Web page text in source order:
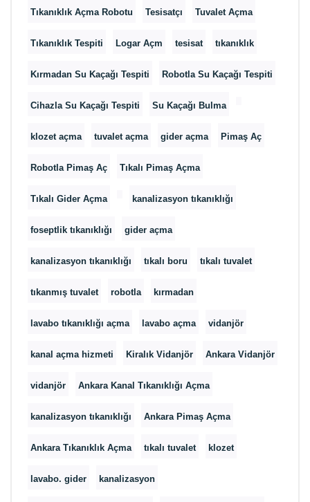
Tıkanıklık Açma Robotu Tesisatçı Tuvalet Açma
Tıkanıklık Tespiti Logar Açm tesisat tıkanıklık
Kırmadan Su Kaçağı Tespiti Robotla Su Kaçağı Tespiti
Cihazla Su Kaçağı Tespiti Su Kaçağı Bulma
klozet açma tuvalet açma gider açma Pimaş Aç
Robotla Pimaş Aç Tıkalı Pimaş Açma
Tıkalı Gider Açma kanalizasyon tıkanıklığı
foseptlik tıkanıklığı gider açma
kanalizasyon tıkanıklığı tıkalı boru tıkalı tuvalet
tıkanmış tuvalet robotla kırmadan
lavabo tıkanıklığı açma lavabo açma vidanjör
kanal açma hizmeti Kiralık Vidanjör Ankara Vidanjör
vidanjör Ankara Kanal Tıkanıklığı Açma
kanalizasyon tıkanıklığı Ankara Pimaş Açma
Ankara Tıkanıklık Açma tıkalı tuvalet klozet
lavabo. gider kanalizasyon